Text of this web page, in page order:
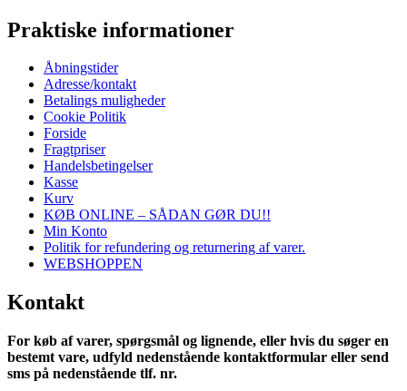
Praktiske informationer
Åbningstider
Adresse/kontakt
Betalings muligheder
Cookie Politik
Forside
Fragtpriser
Handelsbetingelser
Kasse
Kurv
KØB ONLINE – SÅDAN GØR DU!!
Min Konto
Politik for refundering og returnering af varer.
WEBSHOPPEN
Kontakt
For køb af varer, spørgsmål og lignende, eller hvis du søger en
bestemt vare, udfyld nedenstående kontaktformular eller send
sms på nedenstående tlf. nr.